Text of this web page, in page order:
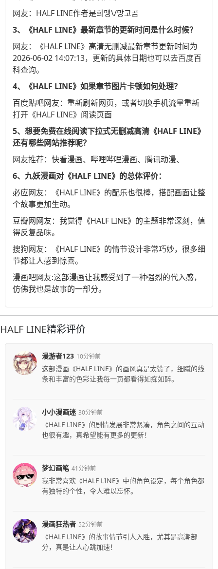
网友：HALF LINE作者是희맹\/망고곰
3、《HALF LINE》最新章节的更新时间是什么时候？
网友：《HALF LINE》高清无删减最新章节更新时间为
2026-06-02 14:07:13，更新的具体日期也可以去百度百
科查询。
4、《HALF LINE》如果章节图片卡顿如何处理？
百度贴吧网友：重新刷新网页，或者切换手机流量重新
打开《HALF LINE》阅读页面
5、想要免费在线阅读下拉式无删减高清《HALF LINE》
还有哪些网站推荐呢？
网友推荐： 快看漫画、 哔哩哔哩漫画、 腾讯动漫、
6、九妖漫画对《HALF LINE》的总体评价：
必应网友：《HALF LINE》的配乐也很棒，搭配画面让整
个故事更加生动。
豆瓣网网友：我觉得《HALF LINE》的主题非常深刻，值
得反复品味。
搜狗网友：《HALF LINE》的情节设计非常巧妙，很多细
节都让人感到惊喜。
漫画吧网友:这部漫画让我感受到了一种强烈的代入感，
仿佛我也是故事的一部分。
HALF LINE精彩评价
漫游者123 10分钟前
这部漫画《HALF LINE》的画风真是太赞了，细腻的线
条和丰富的色彩让我每一页都看得如痴如醉。
小小漫画迷 30分钟前
《HALF LINE》的剧情发展非常紧凑，角色之间的互动
也很有趣，真希望能有更多的更新！
梦幻画笔 41分钟前
我非常喜欢《HALF LINE》中的角色设定，每个角色都
有独特的个性，令人难以忘怀。
漫画狂热者 52分钟前
《HALF LINE》的故事情节引人入胜，尤其是高潮部
分，真是让人心跳加速！